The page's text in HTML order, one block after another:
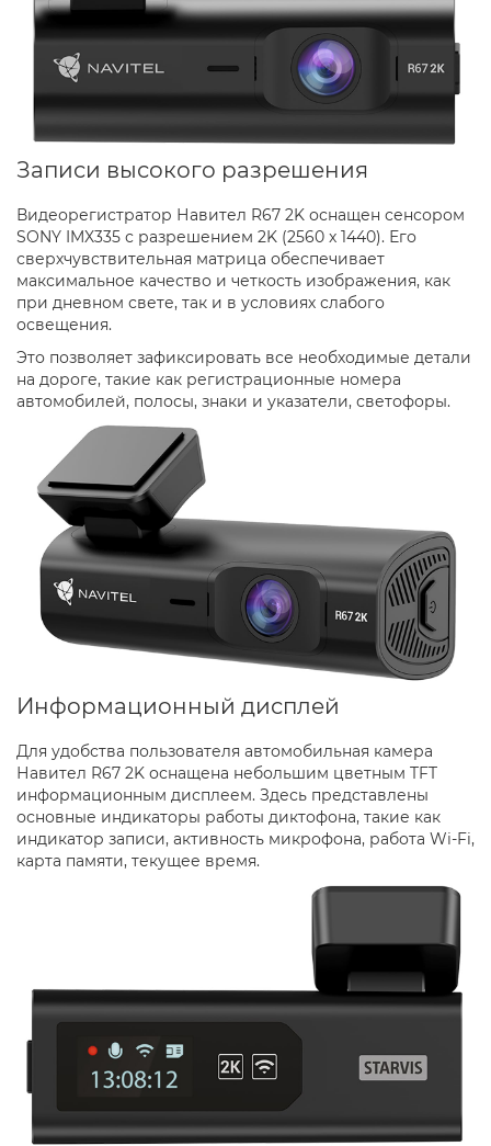
Записи высокого разрешения
Видеорегистратор Навител R67 2K оснащен сенсором
SONY IMX335 с разрешением 2K (2560 x 1440). Его
сверхчувствительная матрица обеспечивает
максимальное качество и четкость изображения, как
при дневном свете, так и в условиях слабого
освещения.
Это позволяет зафиксировать все необходимые детали
на дороге, такие как регистрационные номера
автомобилей, полосы, знаки и указатели, светофоры.
Информационный дисплей
Для удобства пользователя автомобильная камера
Навител R67 2K оснащена небольшим цветным TFT
информационным дисплеем. Здесь представлены
основные индикаторы работы диктофона, такие как
индикатор записи, активность микрофона, работа Wi-Fi,
карта памяти, текущее время.